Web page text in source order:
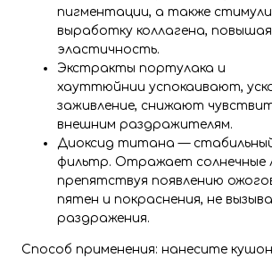
пигментации, а также
выработку коллагена,
эластичность.
Экстракты портулака и
хауттюйнии успокаивают,
заживление, снижают
внешним раздражителям.
Диоксид титана — стабильный
фильтр. Отражает солнечные
препятствуя появлению
пятен и покраснения, не
раздражения.
Способ применения: нанесите